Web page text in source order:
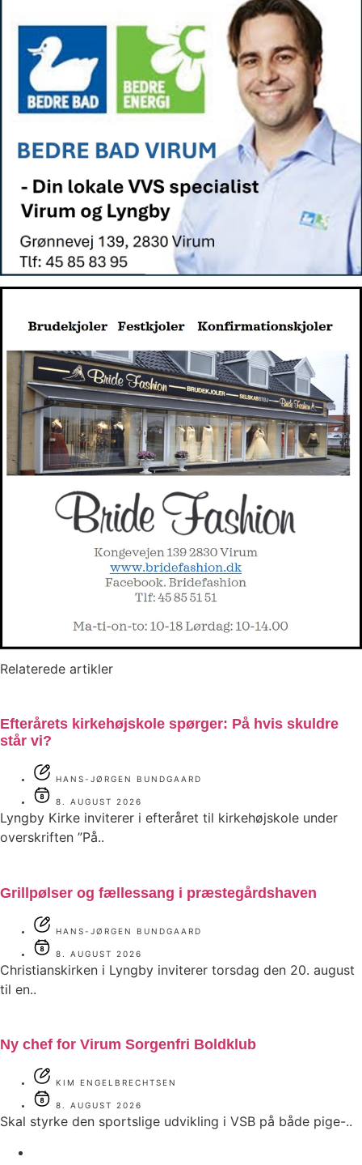
Relaterede artikler
Efterårets kirkehøjskole spørger: På hvis skuldre
står vi?
HANS-JØRGEN BUNDGAARD
8. AUGUST 2026
Lyngby Kirke inviterer i efteråret til kirkehøjskole under
overskriften ”På..
Grillpølser og fællessang i præstegårdshaven
HANS-JØRGEN BUNDGAARD
8. AUGUST 2026
Christianskirken i Lyngby inviterer torsdag den 20. august
til en..
Ny chef for Virum Sorgenfri Boldklub
KIM ENGELBRECHTSEN
8. AUGUST 2026
Skal styrke den sportslige udvikling i VSB på både pige-..